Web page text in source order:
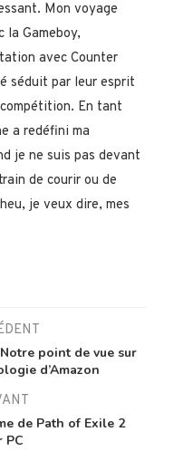
Mon voyage
la Gameboy,
avec Counter
séduit par leur esprit
En tant
a redéfini ma
je ne suis pas devant
de courir ou de
je veux dire, mes
point de vue sur
d’Amazon
de Path of Exile 2
PC